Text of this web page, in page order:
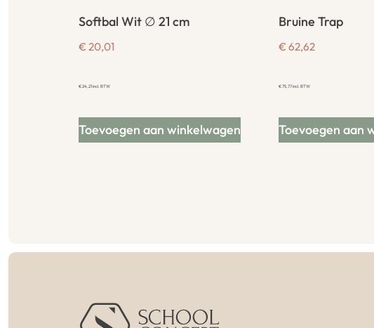
Softbal Wit ∅ 21 cm
€ 20,01
€24,21incl. BTW
Toevoegen aan winkelwagen
Bruine Trap
€ 62,62
€75,77incl. BTW
Toevoegen aan